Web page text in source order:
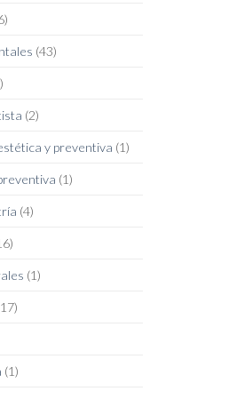
(43)
(2)
y preventiva (1)
(1)
(4)
(1)
(1)